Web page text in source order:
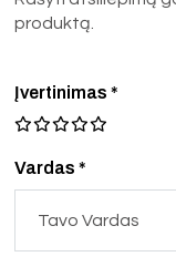
produktą.
Vardas *
Įvertinimas*